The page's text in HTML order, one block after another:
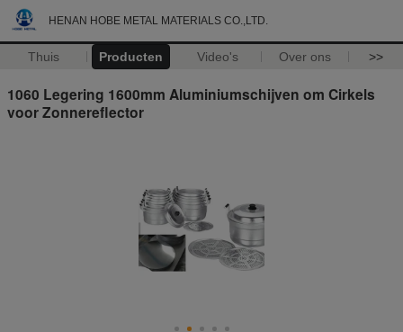
HENAN HOBE METAL MATERIALS CO.,LTD.
Thuis Producten Video's Over ons >>
1060 Legering 1600mm Aluminiumschijven om Cirkels
voor Zonnereflector